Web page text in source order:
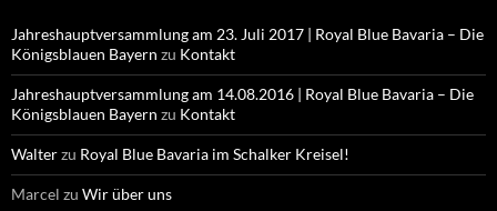
Jahreshauptversammlung am 23. Juli 2017 | Royal Blue Bavaria – Die
Königsblauen Bayern zu Kontakt
Jahreshauptversammlung am 14.08.2016 | Royal Blue Bavaria – Die
Königsblauen Bayern zu Kontakt
Walterzu Royal Blue Bavaria im Schalker Kreisel!
Marcel zu Wir über uns